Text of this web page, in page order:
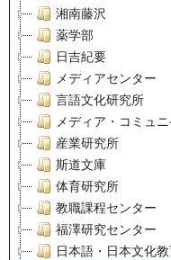
湘南藤沢
薬学部
日吉紀要
メディアセンター
言語文化研究所
メディア・コミュ
産業研究所
斯道文庫
体育研究所
教職課程センター
福澤研究センター
日本語・日本文化